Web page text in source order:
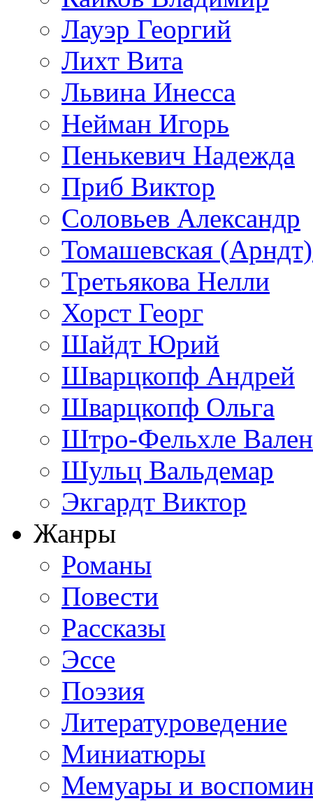
Лауэр Георгий
Лихт Вита
Львина Инесса
Нейман Игорь
Пенькевич Надежда
Приб Виктор
Соловьев Александр
Томашевская
Третьякова Нелли
Хорст Георг
Шайдт Юрий
Шварцкопф Андрей
Шварцкопф Ольга
Штро-Фельхле
Шульц Вальдемар
Экгардт Виктор
Жанры
Романы
Повести
Рассказы
Эссе
Поэзия
Литературоведение
Миниатюры
Мемуары и